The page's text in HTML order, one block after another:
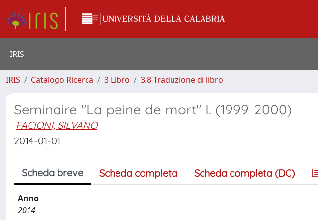
IRIS
IRIS Catalogo Ricerca 3 Libro 3.8 Traduzione di libro
Seminaire "La peine de mort" I. (1999-2000)
FACIONI, SILVANO
2014-01-01
Scheda breve Scheda completa Scheda completa (DC)
Anno
2014